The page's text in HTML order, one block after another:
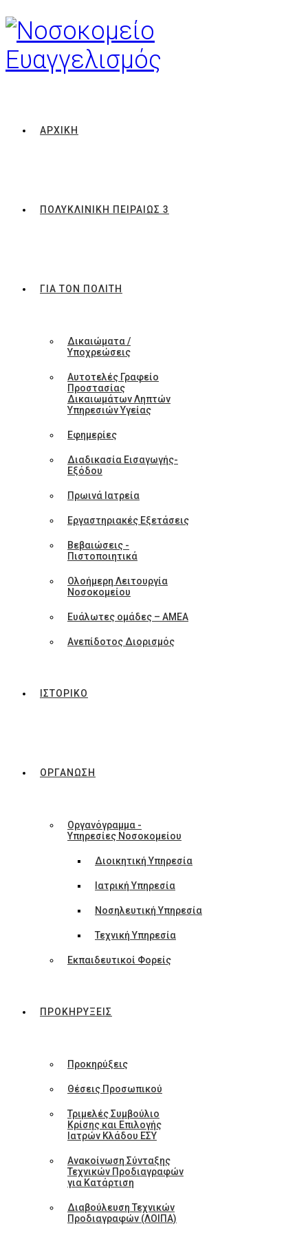
ΑΡΧΙΚΗ
ΠΟΛΥΚΛΙΝΙΚΗ ΠΕΙΡΑΙΩΣ 3
ΓΙΑ ΤΟΝ ΠΟΛΙΤΗ
Δικαιώματα /
Υποχρεώσεις
Αυτοτελές Γραφείο
Προστασίας
Δικαιωμάτων Ληπτών
Υπηρεσιών Υγείας
Εφημερίες
Διαδικασία Εισαγωγής-
Εξόδου
Πρωινά Ιατρεία
Εργαστηριακές Εξετάσεις
Βεβαιώσεις -
Πιστοποιητικά
Ολοήμερη Λειτουργία
Νοσοκομείου
Ευάλωτες ομάδες – ΑΜΕΑ
Ανεπίδοτος Διορισμός
ΙΣΤΟΡΙΚΟ
ΟΡΓΑΝΩΣΗ
Οργανόγραμμα -
Υπηρεσίες Νοσοκομείου
Διοικητική Υπηρεσία
Ιατρική Υπηρεσία
Νοσηλευτική Υπηρεσία
Τεχνική Υπηρεσία
Εκπαιδευτικοί Φορείς
ΠΡΟΚΗΡΥΞΕΙΣ
Προκηρύξεις
Θέσεις Προσωπικού
Τριμελές Συμβούλιο
Κρίσης και Επιλογής
Ιατρών Κλάδου ΕΣΥ
Ανακοίνωση Σύνταξης
Τεχνικών Προδιαγραφών
για Κατάρτιση
Διαβούλευση Τεχνικών
Προδιαγραφών (ΛΟΙΠΑ)